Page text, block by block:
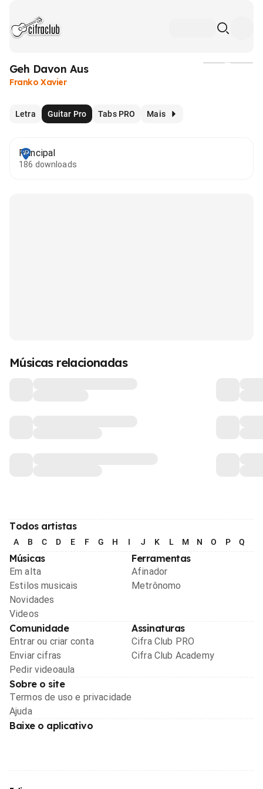
Geh Davon Aus
Franko Xavier
Letra Guitar Pro Tabs PRO Mais
Principal
186 downloads
Músicas relacionadas
Todos artistas
A B C D E F G H I J K L M N O P Q
Músicas
Em alta
Estilos musicais
Novidades
Videos
Ferramentas
Afinador
Metrônomo
Comunidade
Entrar ou criar conta
Enviar cifras
Pedir videoaula
Assinaturas
Cifra Club PRO
Cifra Club Academy
Sobre o site
Termos de uso e privacidade
Ajuda
Baixe o aplicativo